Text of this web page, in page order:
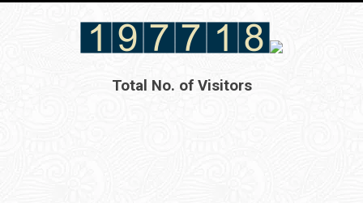
Total No. of Visitors